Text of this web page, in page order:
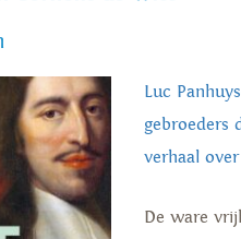
Luc
gebroeders
verhaal
De ware